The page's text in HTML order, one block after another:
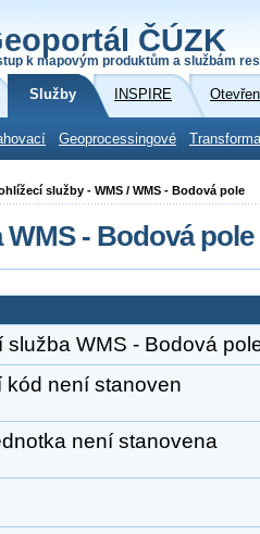
ČÚZK
k mapovým produktům a službám
Služby INSPIRE
Geoprocessingové
služby - WMS / WMS - Bodová pole
- Bodová pole
služba WMS - Bodová
kód není stanoven
není stanovena